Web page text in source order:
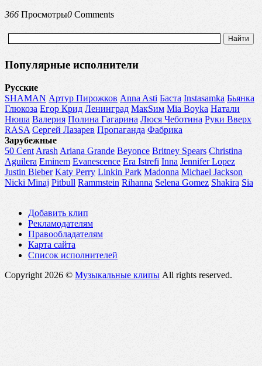
366 Просмотры0 Comments
Популярные исполнители
Русские
SHAMAN Артур Пирожков Anna Asti Баста Instasamka Бьянка
Глюкоза Егор Крид Ленинград МакSим Mia Boyka Натали
Нюша Валерия Полина Гагарина Люся Чеботина Руки Вверх
RASA Сергей Лазарев Пропаганда Фабрика
Зарубежные
50 Cent Arash Ariana Grande Beyonce Britney Spears Christina
Aguilera Eminem Evanescence Era Istrefi Inna Jennifer Lopez
Justin Bieber Katy Perry Linkin Park Madonna Michael Jackson
Nicki Minaj Pitbull Rammstein Rihanna Selena Gomez Shakira Sia
Добавить клип
Рекламодателям
Правообладателям
Карта сайта
Список исполнителей
Copyright 2026 © Музыкальные клипы All rights reserved.